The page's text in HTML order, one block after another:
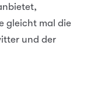
gleicht mal die
und der